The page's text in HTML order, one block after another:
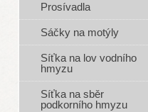
Prosívadla
Sáčky na motýly
Síťka na lov vodního
hmyzu
Síťka na sběr
podkorního hmyzu